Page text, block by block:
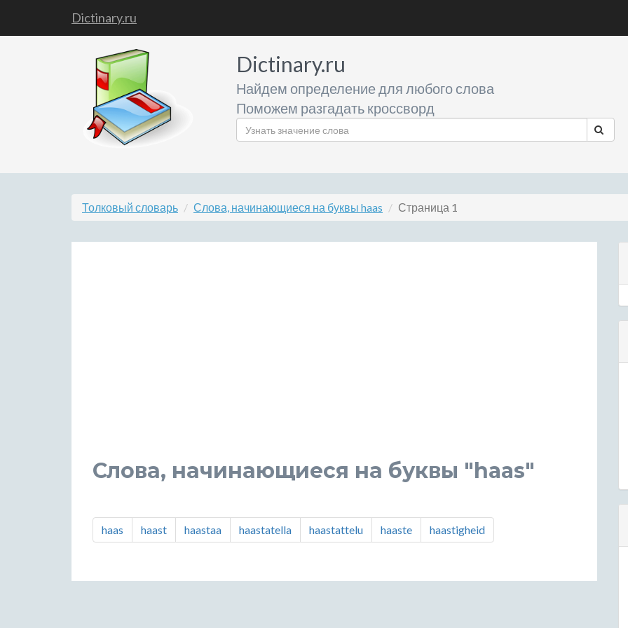
Dictinary.ru
Dictinary.ru
Найдем определение для любого слова
Поможем разгадать кроссворд
Толковый словарь Слова, начинающиеся на буквы haas Страница 1
Слова, начинающиеся на буквы "haas"
haas haast haastaa haastatella haastattelu haaste haastigheid